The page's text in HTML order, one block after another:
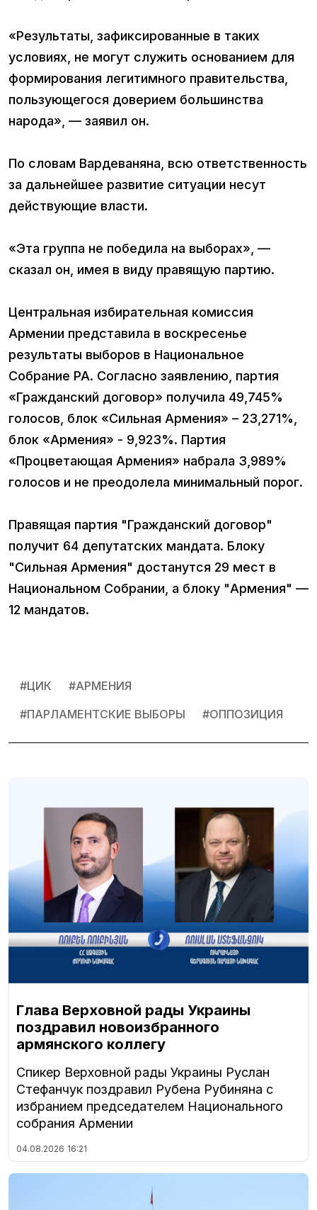
«Результаты, зафиксированные в таких
условиях, не могут служить основанием для
формирования легитимного правительства,
пользующегося доверием большинства
народа», — заявил он.
По словам Вардеваняна, всю ответственность
за дальнейшее развитие ситуации несут
действующие власти.
«Эта группа не победила на выборах», —
сказал он, имея в виду правящую партию.
Центральная избирательная комиссия
Армении представила в воскресенье
результаты выборов в Национальное
Собрание РА. Согласно заявлению, партия
«Гражданский договор» получила 49,745%
голосов, блок «Сильная Армения» – 23,271%,
блок «Армения» - 9,923%. Партия
«Процветающая Армения» набрала 3,989%
голосов и не преодолела минимальный порог.
Правящая партия "Гражданский договор"
получит 64 депутатских мандата. Блоку
"Сильная Армения" достанутся 29 мест в
Национальном Собрании, а блоку "Армения" —
12 мандатов.
#ЦИК #АРМЕНИЯ
#ПАРЛАМЕНТСКИЕ ВЫБОРЫ #ОППОЗИЦИЯ
Глава Верховной рады Украины
поздравил новоизбранного
армянского коллегу
Спикер Верховной рады Украины Руслан
Стефанчук поздравил Рубена Рубиняна с
избранием председателем Национального
собрания Армении
04.08.2026 16:21